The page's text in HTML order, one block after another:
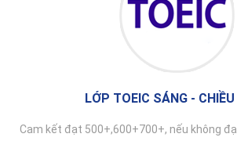
LỚP TOEIC SÁNG -
Cam kết đạt 500+,600+700+, nếu không